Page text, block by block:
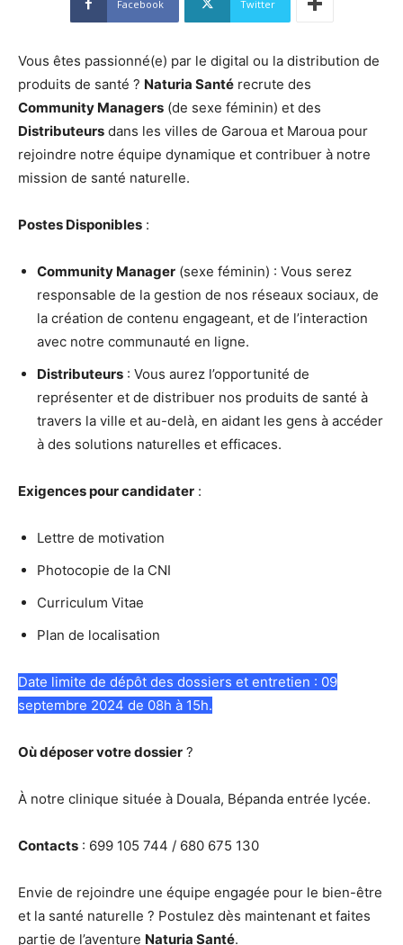
Facebook Twitter
Vous êtes passionné(e) par le digital ou la distribution de
produits de santé ? Naturia Santé recrute des
Community Managers (de sexe féminin) et des
Distributeurs dans les villes de Garoua et Maroua pour
rejoindre notre équipe dynamique et contribuer à notre
mission de santé naturelle.
Postes Disponibles :
Community Manager (sexe féminin) : Vous serez
responsable de la gestion de nos réseaux sociaux, de
la création de contenu engageant, et de l’interaction
avec notre communauté en ligne.
Distributeurs : Vous aurez l’opportunité de
représenter et de distribuer nos produits de santé à
travers la ville et au-delà, en aidant les gens à accéder
à des solutions naturelles et efficaces.
Exigences pour candidater :
Lettre de motivation
Photocopie de la CNI
Curriculum Vitae
Plan de localisation
Date limite de dépôt des dossiers et entretien : 09
septembre 2024 de 08h à 15h.
Où déposer votre dossier ?
À notre clinique située à Douala, Bépanda entrée lycée.
Contacts : 699 105 744 / 680 675 130
Envie de rejoindre une équipe engagée pour le bien-être
et la santé naturelle ? Postulez dès maintenant et faites
partie de l’aventure Naturia Santé.